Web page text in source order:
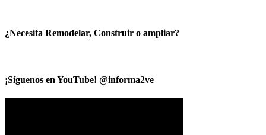
¿Necesita Remodelar, Construir o ampliar?
¡Síguenos en YouTube! @informa2ve